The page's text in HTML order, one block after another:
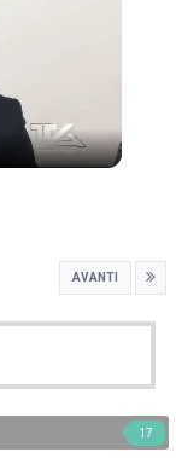
AVANTI
17